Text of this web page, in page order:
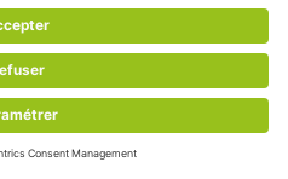
Anti-rides
Audition
Mémoire